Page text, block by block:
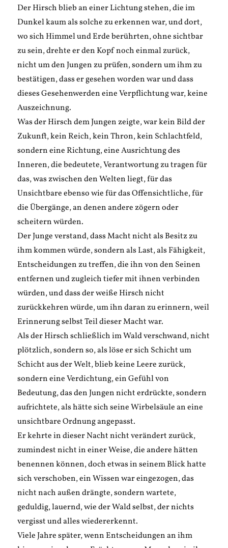
Der Hirsch blieb an einer Lichtung stehen, die im
Dunkel kaum als solche zu erkennen war, und dort,
wo sich Himmel und Erde berührten, ohne sichtbar
zu sein, drehte er den Kopf noch einmal zurück,
nicht um den Jungen zu prüfen, sondern um ihm zu
bestätigen, dass er gesehen worden war und dass
dieses Gesehenwerden eine Verpflichtung war, keine
Auszeichnung.
Was der Hirsch dem Jungen zeigte, war kein Bild der
Zukunft, kein Reich, kein Thron, kein Schlachtfeld,
sondern eine Richtung, eine Ausrichtung des
Inneren, die bedeutete, Verantwortung zu tragen für
das, was zwischen den Welten liegt, für das
Unsichtbare ebenso wie für das Offensichtliche, für
die Übergänge, an denen andere zögern oder
scheitern würden.
Der Junge verstand, dass Macht nicht als Besitz zu
ihm kommen würde, sondern als Last, als Fähigkeit,
Entscheidungen zu treffen, die ihn von den Seinen
entfernen und zugleich tiefer mit ihnen verbinden
würden, und dass der weiße Hirsch nicht
zurückkehren würde, um ihn daran zu erinnern, weil
Erinnerung selbst Teil dieser Macht war.
Als der Hirsch schließlich im Wald verschwand, nicht
plötzlich, sondern so, als löse er sich Schicht um
Schicht aus der Welt, blieb keine Leere zurück,
sondern eine Verdichtung, ein Gefühl von
Bedeutung, das den Jungen nicht erdrückte, sondern
aufrichtete, als hätte sich seine Wirbelsäule an eine
unsichtbare Ordnung angepasst.
Er kehrte in dieser Nacht nicht verändert zurück,
zumindest nicht in einer Weise, die andere hätten
benennen können, doch etwas in seinem Blick hatte
sich verschoben, ein Wissen war eingezogen, das
nicht nach außen drängte, sondern wartete,
geduldig, lauernd, wie der Wald selbst, der nichts
vergisst und alles wiedererkennt.
Viele Jahre später, wenn Entscheidungen an ihm